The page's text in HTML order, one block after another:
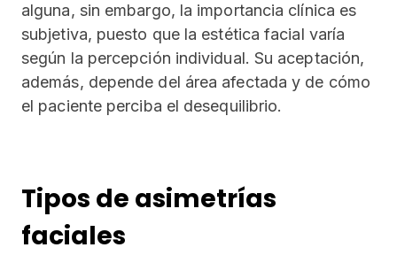
alguna, sin embargo, la importancia clínica es
subjetiva, puesto que la estética facial varía
según la percepción individual. Su aceptación,
además, depende del área afectada y de cómo
el paciente perciba el desequilibrio.
Tipos de asimetrías
faciales